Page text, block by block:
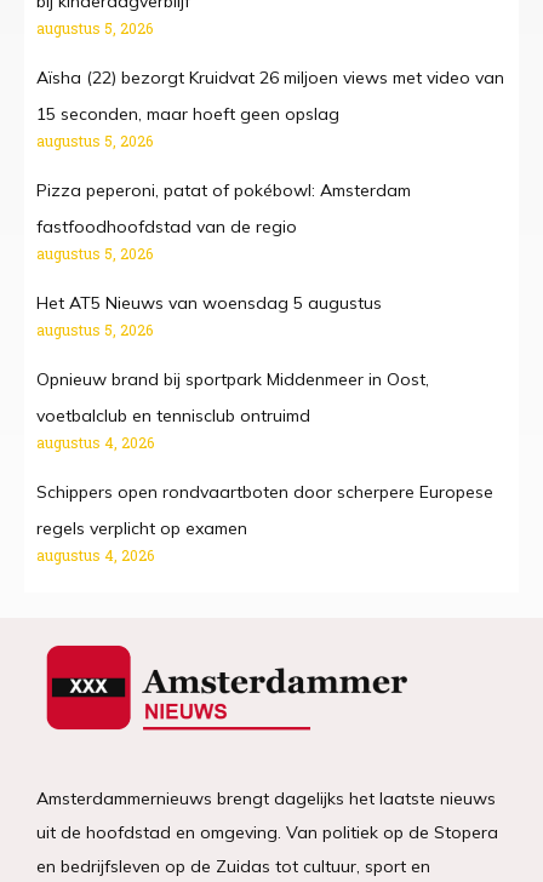
augustus 5, 2026
Aïsha (22) bezorgt Kruidvat 26 miljoen views met video van
15 seconden, maar hoeft geen opslag
augustus 5, 2026
Pizza peperoni, patat of pokébowl: Amsterdam
fastfoodhoofdstad van de regio
augustus 5, 2026
Het AT5 Nieuws van woensdag 5 augustus
augustus 5, 2026
Opnieuw brand bij sportpark Middenmeer in Oost,
voetbalclub en tennisclub ontruimd
augustus 4, 2026
Schippers open rondvaartboten door scherpere Europese
regels verplicht op examen
augustus 4, 2026
Amsterdammernieuws brengt dagelijks het laatste nieuws
uit de hoofdstad en omgeving. Van politiek op de Stopera
en bedrijfsleven op de Zuidas tot cultuur, sport en